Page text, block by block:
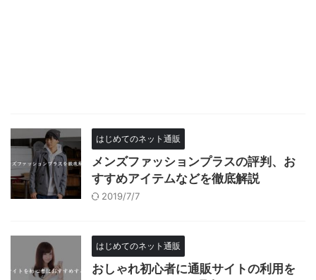
はじめてのネット通販
メンズファッションプラスの評判、お
すすめアイテムなどを徹底解説
2019/7/7
はじめてのネット通販
おしゃれ初心者に通販サイトの利用を